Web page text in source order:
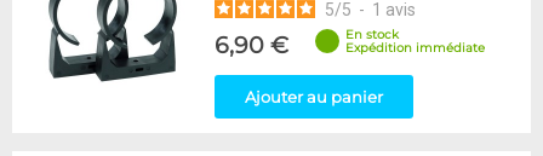
5/5 - 1 avis
6,90 €
En stock
Expédition immédiate
Ajouter au panier